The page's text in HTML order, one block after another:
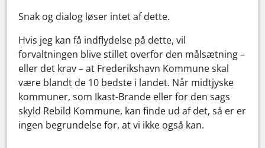
Snak og dialog løser intet af dette.
Hvis jeg kan få indflydelse på dette, vil
forvaltningen blive stillet overfor den målsætning –
eller det krav – at Frederikshavn Kommune skal
være blandt de 10 bedste i landet. Når midtjyske
kommuner, som Ikast-Brande eller for den sags
skyld Rebild Kommune, kan finde ud af det, så er er
ingen begrundelse for, at vi ikke også kan.